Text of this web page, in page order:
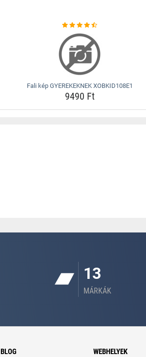
Fali kép GYEREKEKNEK XOBKID108E1
9490 Ft
13
MÁRKÁK
BLOG WEBHELYEK